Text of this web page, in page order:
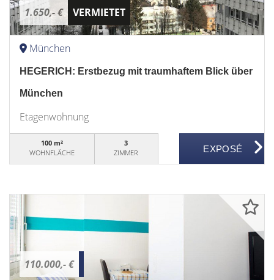
1.650,- € VERMIETET
München
HEGERICH: Erstbezug mit traumhaftem Blick über
München
Etagenwohnung
100 m²
WOHNFLÄCHE
3
ZIMMER
110.000,- €